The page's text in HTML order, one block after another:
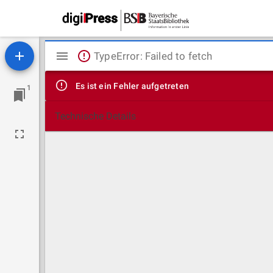
1
Mirador
Viewer
TypeError: Failed to fetch
Es ist ein Fehler aufgetreten
Technische Details